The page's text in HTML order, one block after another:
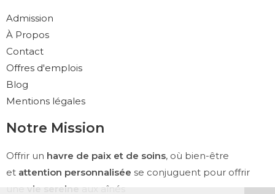
Admission
À Propos
Contact
Offres d'emplois
Blog
Mentions légales
Notre Mission
Offrir un havre de paix et de soins, où bien-être
et attention personnalisée se conjuguent pour offrir
une vie sereine aux aînés